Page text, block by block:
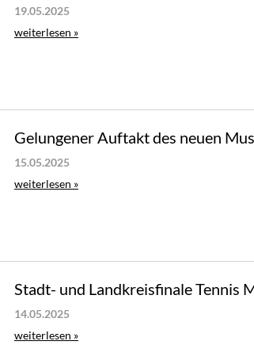
19.05.2025
weiterlesen »
Gelungener Auftakt des neuen
15.05.2025
weiterlesen »
Stadt- und Landkreisfinale Tennis
14.05.2025
weiterlesen »